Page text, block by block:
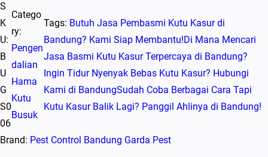
S
K
U:
B
U
G
S0
06
Catego
ry:
Pengen
dalian
Hama
Kutu
Busuk
Tags: Butuh Jasa Pembasmi Kutu Kasur di
Bandung? Kami Siap Membantu!Di Mana Mencari
Jasa Basmi Kutu Kasur Terpercaya di Bandung?
Ingin Tidur Nyenyak Bebas Kutu Kasur? Hubungi
Kami di BandungSudah Coba Berbagai Cara Tapi
Kutu Kasur Balik Lagi? Panggil Ahlinya di Bandung!
Brand: Pest Control Bandung Garda Pest